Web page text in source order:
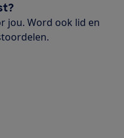
jou. Word ook lid en